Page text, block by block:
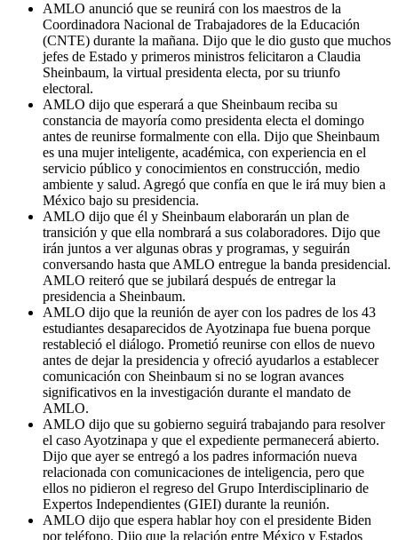
AMLO anunció que se reunirá con los maestros de la
Coordinadora Nacional de Trabajadores de la Educación
(CNTE) durante la mañana. Dijo que le dio gusto que muchos
jefes de Estado y primeros ministros felicitaron a Claudia
Sheinbaum, la virtual presidenta electa, por su triunfo
electoral.
AMLO dijo que esperará a que Sheinbaum reciba su
constancia de mayoría como presidenta electa el domingo
antes de reunirse formalmente con ella. Dijo que Sheinbaum
es una mujer inteligente, académica, con experiencia en el
servicio público y conocimientos en construcción, medio
ambiente y salud. Agregó que confía en que le irá muy bien a
México bajo su presidencia.
AMLO dijo que él y Sheinbaum elaborarán un plan de
transición y que ella nombrará a sus colaboradores. Dijo que
irán juntos a ver algunas obras y programas, y seguirán
conversando hasta que AMLO entregue la banda presidencial.
AMLO reiteró que se jubilará después de entregar la
presidencia a Sheinbaum.
AMLO dijo que la reunión de ayer con los padres de los 43
estudiantes desaparecidos de Ayotzinapa fue buena porque
restableció el diálogo. Prometió reunirse con ellos de nuevo
antes de dejar la presidencia y ofreció ayudarlos a establecer
comunicación con Sheinbaum si no se logran avances
significativos en la investigación durante el mandato de
AMLO.
AMLO dijo que su gobierno seguirá trabajando para resolver
el caso Ayotzinapa y que el expediente permanecerá abierto.
Dijo que ayer se entregó a los padres información nueva
relacionada con comunicaciones de inteligencia, pero que
ellos no pidieron el regreso del Grupo Interdisciplinario de
Expertos Independientes (GIEI) durante la reunión.
AMLO dijo que espera hablar hoy con el presidente Biden
por teléfono. Dijo que la relación entre México y Estados